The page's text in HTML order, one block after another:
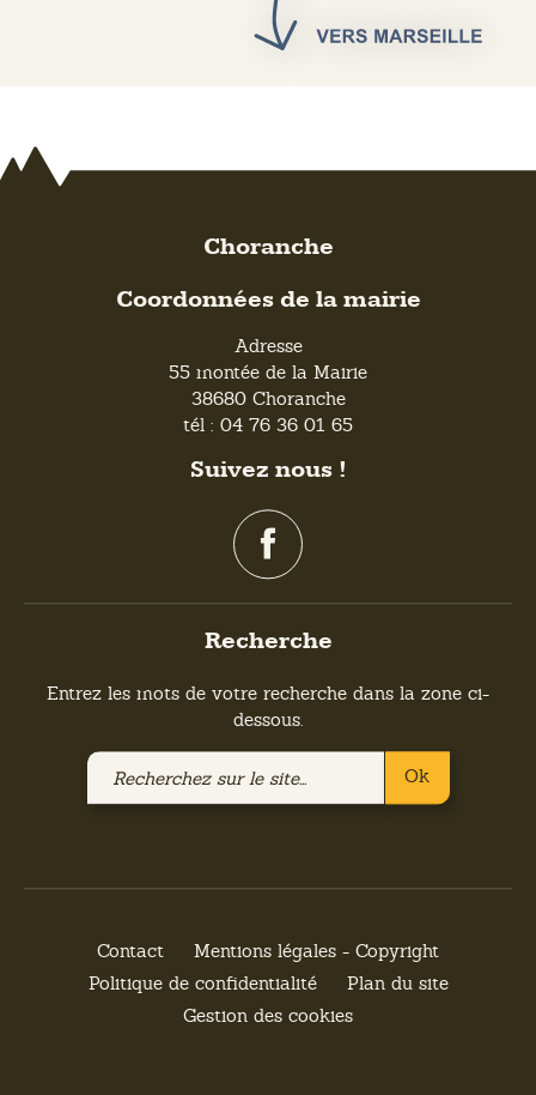
Choranche
Coordonnées de la mairie
Adresse
55 montée de la Mairie
38680 Choranche
tél : 04 76 36 01 65
Suivez nous !
Recherche
Entrez les mots de votre recherche dans la zone ci-
dessous.
Recherchez
Ok
Contact
Mentions légales - Copyright
Politique de confidentialité
Plan du site
Gestion des cookies